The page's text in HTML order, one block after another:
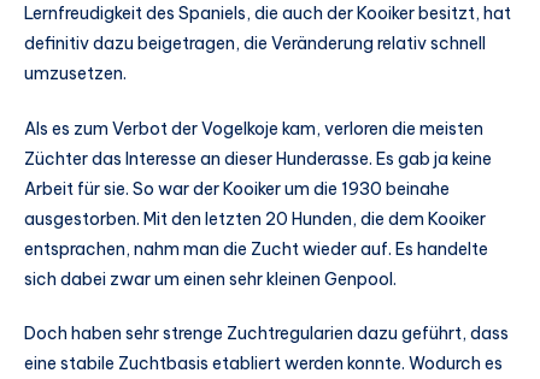
Lernfreudigkeit des Spaniels, die auch der Kooiker besitzt, hat
definitiv dazu beigetragen, die Veränderung relativ schnell
umzusetzen.
Als es zum Verbot der Vogelkoje kam, verloren die meisten
Züchter das Interesse an dieser Hunderasse. Es gab ja keine
Arbeit für sie. So war der Kooiker um die 1930 beinahe
ausgestorben. Mit den letzten 20 Hunden, die dem Kooiker
entsprachen, nahm man die Zucht wieder auf. Es handelte
sich dabei zwar um einen sehr kleinen Genpool.
Doch haben sehr strenge Zuchtregularien dazu geführt, dass
eine stabile Zuchtbasis etabliert werden konnte. Wodurch es